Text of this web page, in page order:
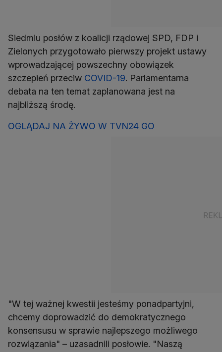
Siedmiu posłów z koalicji rządowej SPD, FDP i
Zielonych przygotowało pierwszy projekt ustawy
wprowadzającej powszechny obowiązek
szczepień przeciw COVID-19. Parlamentarna
debata na ten temat zaplanowana jest na
najbliższą środę.
OGLĄDAJ NA ŻYWO W TVN24 GO
"W tej ważnej kwestii jesteśmy ponadpartyjni,
chcemy doprowadzić do demokratycznego
konsensusu w sprawie najlepszego możliwego
rozwiązania" – uzasadnili posłowie. "Naszą